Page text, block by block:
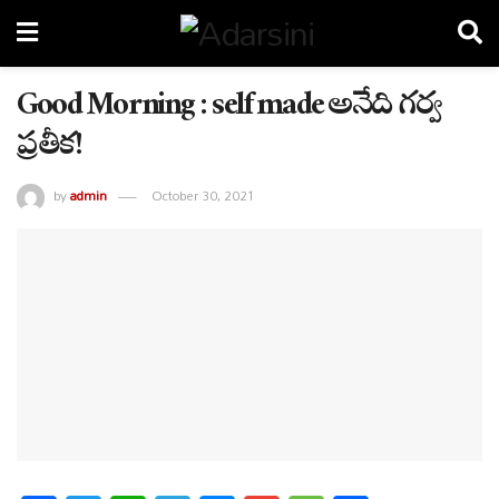
Good Morning : self made అనేది గర్వ
ప్రతీక!
byadmin October 30, 2021